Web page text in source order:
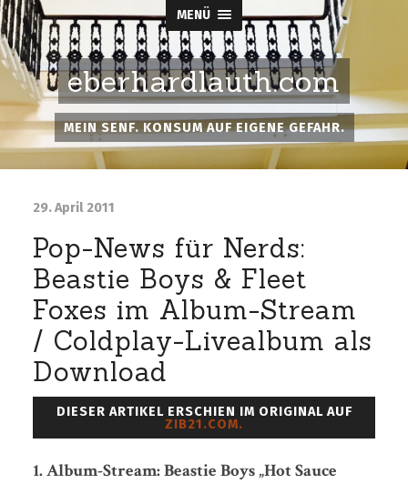
MENÜ
eberhardlauth.com
MEIN SENF. KONSUM AUF EIGENE GEFAHR.
29. April 2011
Pop-News für Nerds:
Beastie Boys & Fleet
Foxes im Album-Stream
/ Coldplay-Livealbum als
Download
DIESER ARTIKEL ERSCHIEN IM ORIGINAL AUF
ZIB21.COM.
1. Album-Stream: Beastie Boys „Hot Sauce